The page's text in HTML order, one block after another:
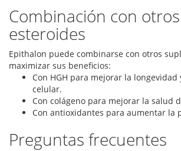
Combinación con otros
esteroides
Epithalon puede combinarse con otros
maximizar sus beneficios:
Con HGH para mejorar la
celular.
Con colágeno para mejorar la salud
Con antioxidantes para aumentar la
Preguntas frecuentes